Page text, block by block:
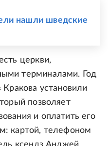
нашли шведские
церкви,
терминалами. Год
установили
позволяет
и оплатить его
картой, телефоном